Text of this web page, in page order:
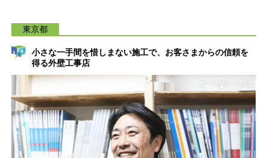
東京都
小さな一手間を惜しまない施工で、お客さまからの信頼を
得る外壁工事店